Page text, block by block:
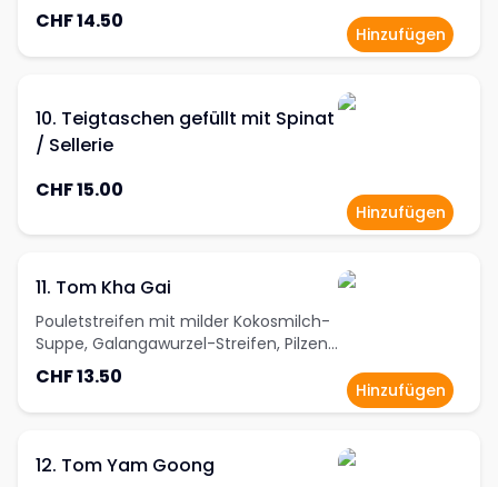
CHF 14.50
Hinzufügen
10. Teigtaschen gefüllt mit Spinat
/ Sellerie
CHF 15.00
Hinzufügen
11. Tom Kha Gai
Pouletstreifen mit milder Kokosmilch-
Suppe, Galangawurzel-Streifen, Pilzen,
Zitronengras, Zwiebeln, Tomaten und
Kaffirlimettenblätter
CHF 13.50
Hinzufügen
12. Tom Yam Goong